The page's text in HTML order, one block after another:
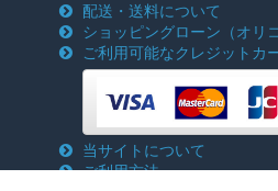
配送・送料について
ショッピングローン （オリ
ご利用可能なクレジットカ
当サイトについて
ご利用方法